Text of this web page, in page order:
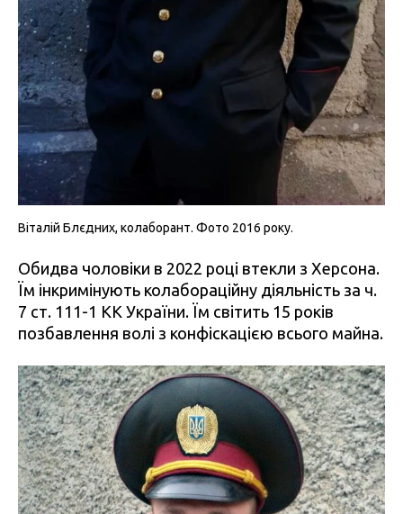
Віталій Блєдних, колаборант. Фото 2016 року.
Обидва чоловіки в 2022 році втекли з Херсона.
Їм інкримінують колабораційну діяльність за ч.
7 ст. 111-1 КК України. Їм світить 15 років
позбавлення волі з конфіскацією всього майна.